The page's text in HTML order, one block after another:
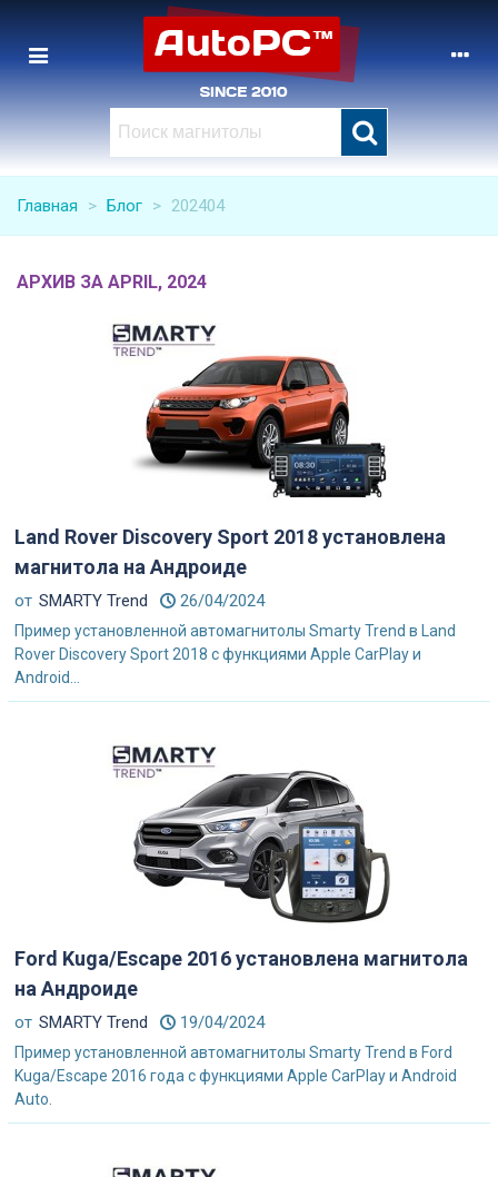
Главная > Блог > 202404
АРХИВ ЗА APRIL, 2024
Land Rover Discovery Sport 2018 установлена
магнитола на Андроиде
от SMARTY Trend 26/04/2024
Пример установленной автомагнитолы Smarty Trend в Land
Rover Discovery Sport 2018 с функциями Apple CarPlay и
Android...
Ford Kuga/Escape 2016 установлена магнитола
на Андроиде
от SMARTY Trend 19/04/2024
Пример установленной автомагнитолы Smarty Trend в Ford
Kuga/Escape 2016 года с функциями Apple CarPlay и Android
Auto.